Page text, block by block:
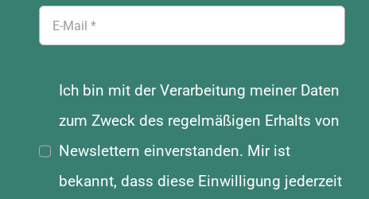
Ich bin mit der Verarbeitung meiner Daten
zum Zweck des regelmäßigen Erhalts von
Newslettern einverstanden. Mir ist
bekannt, dass diese Einwilligung jederzeit